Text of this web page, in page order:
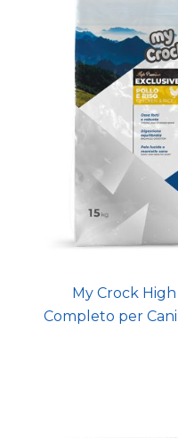
My Crock
Completo per